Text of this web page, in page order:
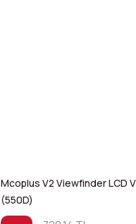
Mcoplus V2 Viewfinder LCD
(550D)